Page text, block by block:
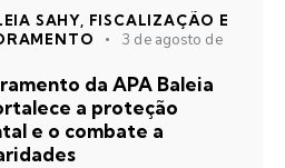
SAHY, FISCALIZAÇÃO E
3 de agosto de
da APA Baleia
a proteção
e o combate a